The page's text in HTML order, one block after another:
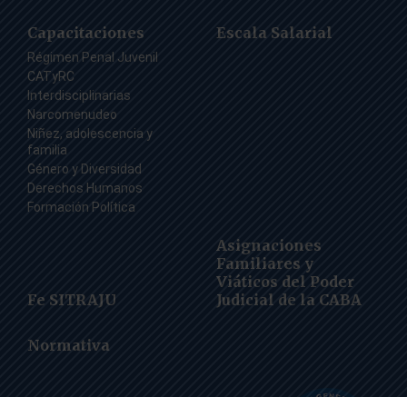
Capacitaciones
Régimen Penal Juvenil
CATyRC
Interdisciplinarias
Narcomenudeo
Niñez, adolescencia y
familia
Género y Diversidad
Derechos Humanos
Formación Política
Escala Salarial
Fe SITRAJU
Asignaciones
Familiares y
Viáticos del Poder
Judicial de la CABA
Normativa